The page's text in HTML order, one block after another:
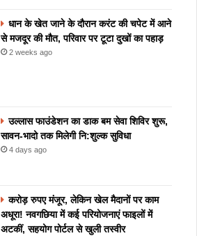
धान के खेत जाने के दौरान करंट की चपेट में आने
से मजदूर की मौत, परिवार पर टूटा दुखों का पहाड़
2 weeks ago
उल्लास फाउंडेशन का डाक बम सेवा शिविर शुरू,
सावन-भादो तक मिलेगी नि:शुल्क सुविधा
4 days ago
करोड़ रुपए मंजूर, लेकिन खेल मैदानों पर काम
अधूरा! नवगछिया में कई परियोजनाएं फाइलों में
अटकीं, सहयोग पोर्टल से खुली तस्वीर